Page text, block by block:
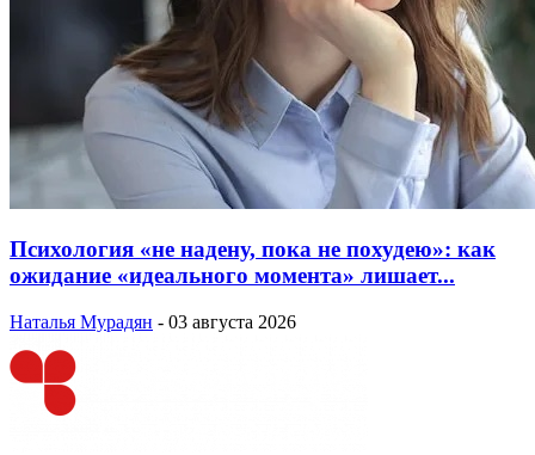
Психология «не надену, пока не похудею»: как
ожидание «идеального момента» лишает...
Наталья Мурадян - 03 августа 2026